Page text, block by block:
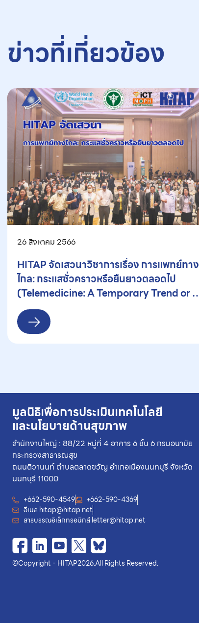
ข่าวที่เกี่ยวข้อง
26 สิงหาคม 2566
HITAP จัดเสวนาวิชาการเรื่อง การแพทย์ทาง
ไกล: กระแสชั่วคราวหรือยืนยาวตลอดไป
(Telemedicine: A Temporary Trend or a
Long-Term Paradigm Shift?)
มูลนิธิเพื่อการประเมินเทคโนโลยี
และนโยบายด้านสุขภาพ
สำนักงานใหญ่ : 88/22 หมู่ที่ 4 อาคาร 6 ชั้น 6 กรมอนามัย
กระทรวงสาธารณสุข
ถนนติวานนท์ ตำบลตลาดขวัญ อำเภอเมืองนนทบุรี จังหวัด
นนทบุรี 11000
+662-590-4549
+662-590-4369
อีเมล hitap@hitap.net
สารบรรณอิเล็กทรอนิกส์letter@hitap.net
©Copyright - HITAP2026.All Rights Reserved.